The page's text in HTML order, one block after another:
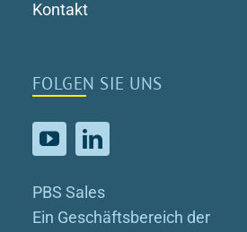
Kontakt
FOLGEN SIE UNS
PBS Sales
Ein Geschäftsbereich der